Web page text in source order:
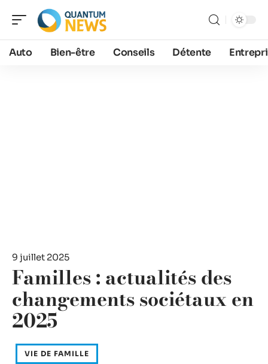
Auto Bien-être Conseils Détente
9 juillet 2025
Familles : actualités des
changements sociétaux en
2025
VIE DE FAMILLE